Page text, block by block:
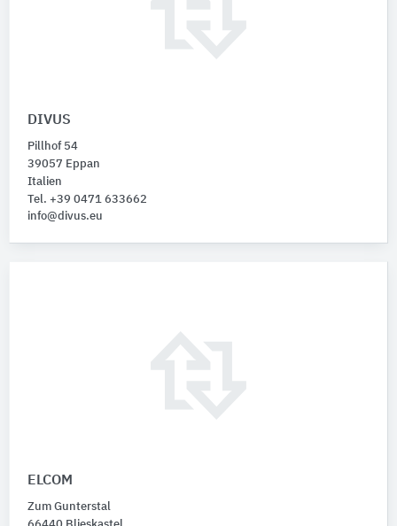
DIVUS
Pillhof 54
39057 Eppan
Italien
Tel. +39 0471 633662
info@divus.eu
ELCOM
Zum Gunterstal